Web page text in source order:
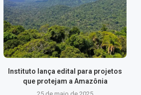
Instituto lança edital para projetos
que protejam a Amazônia